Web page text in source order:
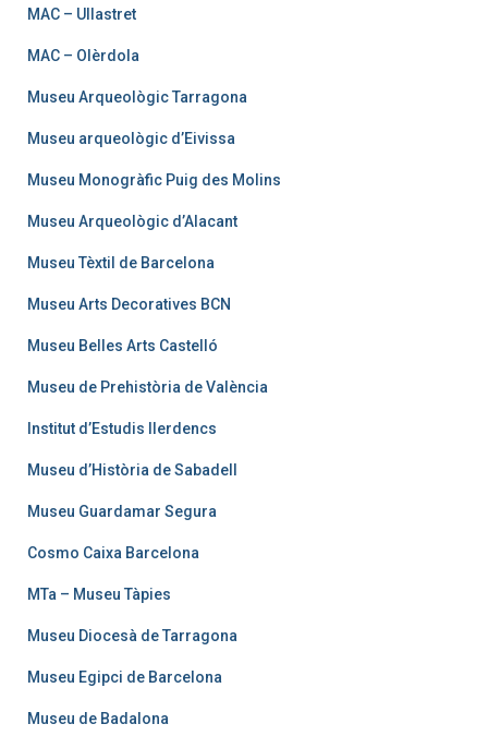
MAC – Ullastret
MAC – Olèrdola
Museu Arqueològic Tarragona
Museu arqueològic d’Eivissa
Museu Monogràfic Puig des Molins
Museu Arqueològic d’Alacant
Museu Tèxtil de Barcelona
Museu Arts Decoratives BCN
Museu Belles Arts Castelló
Museu de Prehistòria de València
Institut d’Estudis Ilerdencs
Museu d’Història de Sabadell
Museu Guardamar Segura
Cosmo Caixa Barcelona
MTa – Museu Tàpies
Museu Diocesà de Tarragona
Museu Egipci de Barcelona
Museu de Badalona